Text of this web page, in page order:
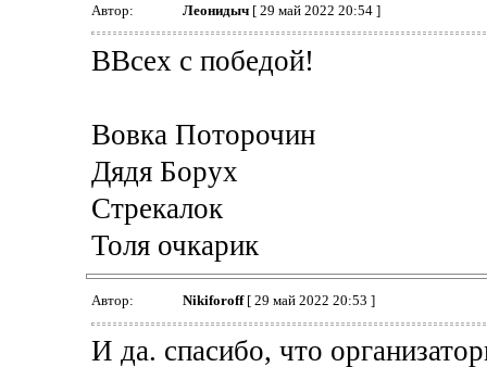
Автор: Леонидыч[ 29 май 2022 20:54 ]
ВВсех с победой!
Вовка Поторочин
Дядя Борух
Стрекалок
Толя очкарик
Автор: Nikiforoff[ 29 май 2022 20:53 ]
И да. спасибо, что